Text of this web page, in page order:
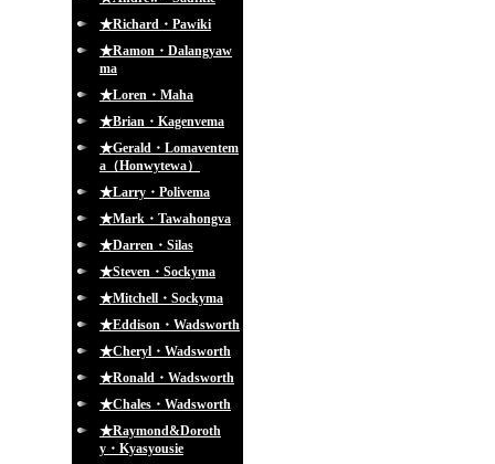
★Richard・Pawiki
★Ramon・Dalangyaw
ma
★Loren・Maha
★Brian・Kagenvema
★Gerald・Lomaventem
a（Honwytewa）
★Larry・Polivema
★Mark・Tawahongva
★Darren・Silas
★Steven・Sockyma
★Mitchell・Sockyma
★Eddison・Wadsworth
★Cheryl・Wadsworth
★Ronald・Wadsworth
★Chales・Wadsworth
★Raymond&Doroth
y・Kyasyousie